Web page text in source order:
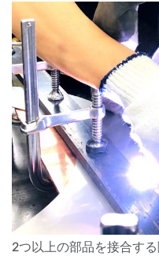
2つ以上の部品を接合する